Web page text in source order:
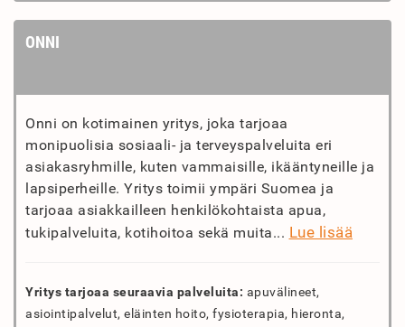
ONNI
Onni on kotimainen yritys, joka tarjoaa
monipuolisia sosiaali- ja terveyspalveluita eri
asiakasryhmille, kuten vammaisille, ikääntyneille ja
lapsiperheille. Yritys toimii ympäri Suomea ja
tarjoaa asiakkailleen henkilökohtaista apua,
tukipalveluita, kotihoitoa sekä muita... Lue lisää
Yritys tarjoaa seuraavia palveluita: apuvälineet,
asiointipalvelut, eläinten hoito, fysioterapia, hieronta,